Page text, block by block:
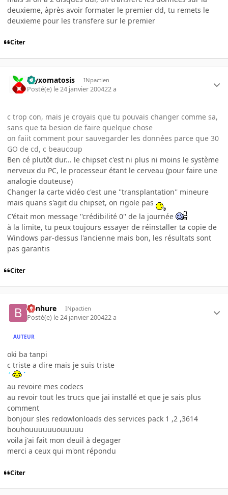
deuxieme, àprès avoir formater le premier dd, tu remets le
deuxieme pour les transfere sur le premier
Citer
myxomatosis INpactien
Posté(e) le 24 janvier 200422 a
c trop con, mais je croyais que tu pouvais changer comme sa,
sans que ta besion de faire quelque chose
on faiit comment pour sauvegarder les données parce que 30
GO de cd, c beaucoup
Ben cé plutôt dur... le chipset c'est ni plus ni moins le système
nerveux du PC, le processeur étant le cerveau (pour faire une
analogie douteuse)
Changer la carte vidéo c'est une ''transplantation'' mineure
mais quans s'agit du chipset, on rigole pas
C'était mon message ''crédibilité 0'' de la journée
à la limite, tu peux toujours essayer de réinstaller ta copie de
Windows par-dessus l'ancienne mais bon, les résultats sont
pas garantis
Citer
benhure INpactien
Posté(e) le 24 janvier 200422 a
AUTEUR
oki ba tanpi
c triste a dire mais je suis triste
au revoire mes codecs
au revoir tout les trucs que jai installé et que je sais plus
comment
bonjour sles redowlonloads des services pack 1 ,2 ,3614
bouhouuuuuuouuuuu
voila j'ai fait mon deuil à degager
merci a ceux qui m'ont répondu
Citer